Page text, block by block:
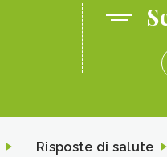
Risposte di salute